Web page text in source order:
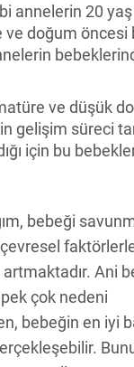
annelerin 20 yaş
doğum öncesi
ve düşük
gelişim süreci
için bu
bebeği
Ani
pek çok nedeni
bebeğin en iyi